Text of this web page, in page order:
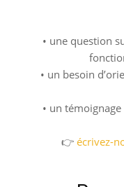
• une question
• un besoin
• un
👉 écrivez-